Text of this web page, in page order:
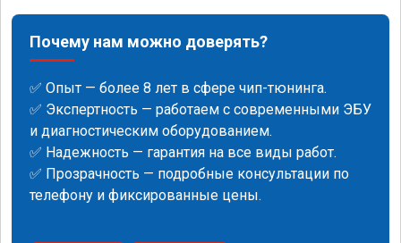
Почему нам можно доверять?
✅ Опыт — более 8 лет в сфере чип-тюнинга.
✅ Экспертность — работаем с современными ЭБУ
и диагностическим оборудованием.
✅ Надежность — гарантия на все виды работ.
✅ Прозрачность — подробные консультации по
телефону и фиксированные цены.